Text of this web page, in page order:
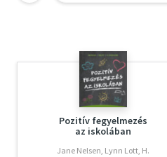
Pozitív fegyelmezés
az iskolában
Jane Nelsen, Lynn Lott, H.